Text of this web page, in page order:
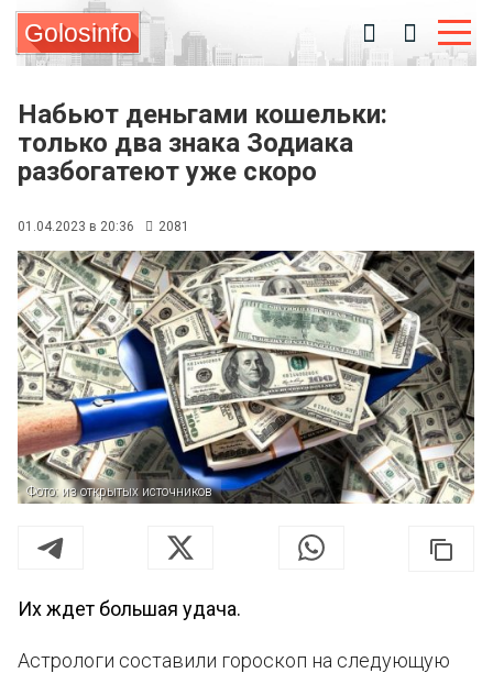
Golosinfo
Набьют деньгами кошельки:
только два знака Зодиака
разбогатеют уже скоро
01.04.2023 в 20:36 2081
Фото: из открытых источников
Их ждет большая удача.
Астрологи составили гороскоп на следующую